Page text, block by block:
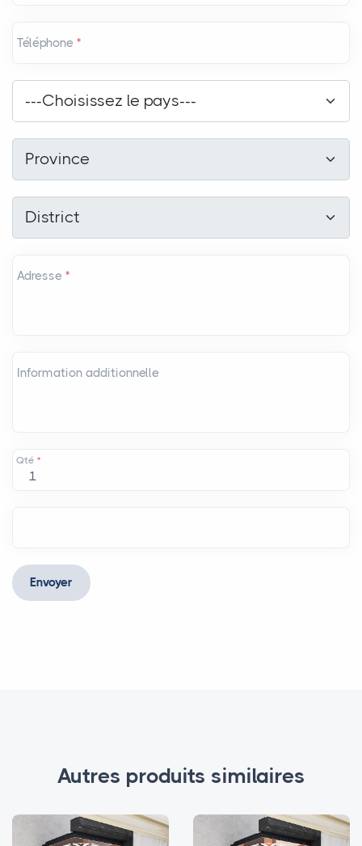
Téléphone *
---Choisissez le pays---
Province
District
Adresse *
Information additionnelle
Qté *
Envoyer
Autres produits similaires